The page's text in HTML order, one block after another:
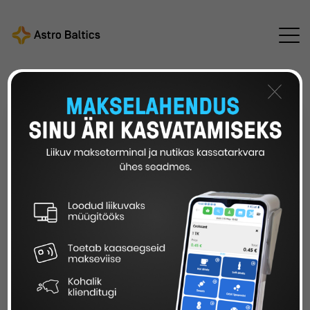
toimub 27.-29. augustini laiaulatuslik katkestus
E-ÄRIREGISTRI TEENUSTES
×